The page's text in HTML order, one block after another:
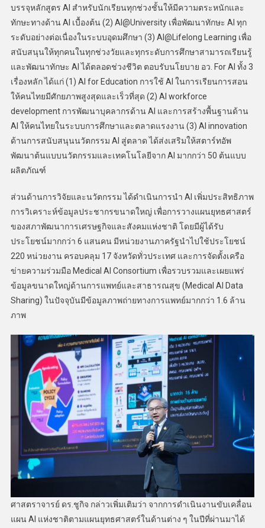
บรรจุหลักสูตร AI สำหรับนักเรียนทุกช่วงชั้นให้มีความตระหนักและ
ทักษะทางด้าน AI เบื้องต้น (2) AI@University เพื่อพัฒนาทักษะ AI ทุก
ระดับอย่างต่อเนื่องในระบบอุดมศึกษา (3) AI@Lifelong Learning เพื่อ
สนับสนุนให้ทุกคนในทุกช่วงวัยและทุกระดับการศึกษาสามารถเรียนรู้
และพัฒนาทักษะ AI ได้ตลอดช่วงชีวิต ตอบรับนโยบาย อว. For AI ทั้ง 3
เรื่องหลัก ได้แก่ (1) AI for Education การใช้ AI ในการเรียนการสอน
ให้คนไทยมีศักยภาพสูงสุดและเร็วที่สุด (2) AI workforce
development การพัฒนาบุคลากรด้าน AI และการสร้างพื้นฐานด้าน
AI ให้คนไทยในระบบการศึกษาและตลาดแรงงาน (3) AI innovation
ด้านการสนับสนุนนวัตกรรม AI สู่ตลาด ได้ส่งเสริมให้สตาร์ทอัพ
พัฒนาต้นแบบนวัตกรรมและเทคโนโลยีจาก AI มากกว่า 50 ต้นแบบ
ผลิตภัณฑ์
ส่วนด้านการวิจัยและนวัตกรรม ได้ดำเนินการนำ AI เพิ่มประสิทธิภาพ
การวิเคราะห์ข้อมูลประชากรขนาดใหญ่ เพื่อการวางแผนยุทธศาสตร์
ของสภาพัฒนาการเศรษฐกิจและสังคมแห่งชาติ โดยมีผู้ได้รับ
ประโยชน์มากกว่า 6 แสนคน มีหน่วยงานภาครัฐนำไปใช้ประโยชน์
220 หน่วยงาน ครอบคลุม 17 จังหวัดทั่วประเทศ และการจัดตั้งเครือ
ข่ายความร่วมมือ Medical AI Consortium เพื่อรวบรวมและเผยแพร่
ข้อมูลขนาดใหญ่ด้านการแพทย์และสาธารณสุข (Medical AI Data
Sharing) ในปัจจุบันมีข้อมูลภาพถ่ายทางการแพทย์มากกว่า 1.6 ล้าน
ภาพ
ศาสตราจารย์ ดร.ชูกิจ กล่าวเพิ่มเติมว่า จากการดำเนินงานขับเคลื่อน
แผน AI แห่งชาติตามแผนยุทธศาสตร์ในด้านต่าง ๆ ในปีที่ผ่านมาได้